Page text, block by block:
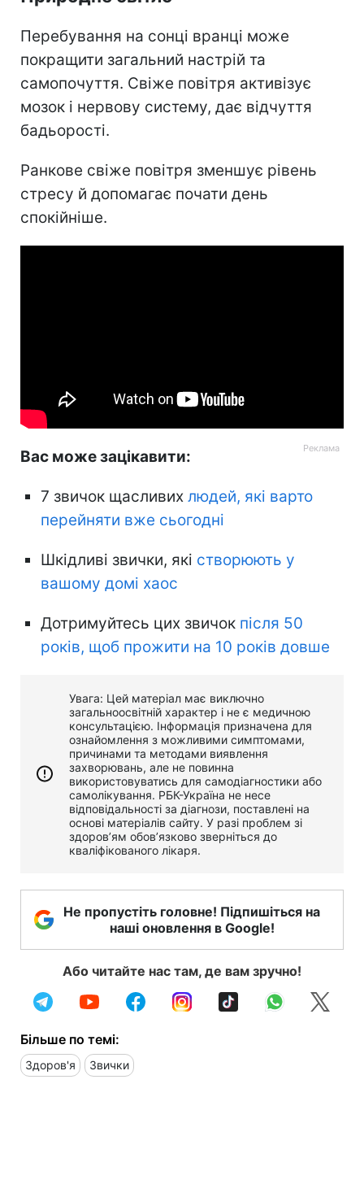
Перебування на сонці вранці може
покращити загальний настрій та
самопочуття. Свіже повітря активізує
мозок і нервову систему, дає відчуття
бадьорості.
Ранкове свіже повітря зменшує рівень
стресу й допомагає почати день
спокійніше.
Вас може зацікавити:
7 звичок щасливих людей, які варто
перейняти вже сьогодні
Шкідливі звички, які створюють у
вашому домі хаос
Дотримуйтесь цих звичок після 50
років, щоб прожити на 10 років довше
Увага: Цей матеріал має виключно
загальноосвітній характер і не є медичною
консультацією. Інформація призначена для
ознайомлення з можливими симптомами,
причинами та методами виявлення
захворювань, але не повинна
використовуватись для самодіагностики або
самолікування. РБК-Україна не несе
відповідальності за діагнози, поставлені на
основі матеріалів сайту. У разі проблем зі
здоров’ям обов’язково зверніться до
кваліфікованого лікаря.
Не пропустіть головне! Підпишіться на
наші оновлення в Google!
Або читайте нас там, де вам зручно!
Більше по темі:
Здоров'я Звички